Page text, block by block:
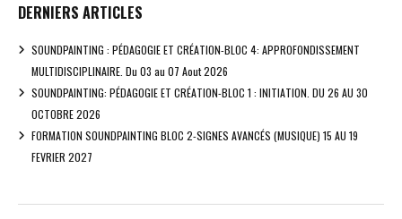
DERNIERS ARTICLES
SOUNDPAINTING : PÉDAGOGIE ET CRÉATION-BLOC 4: APPROFONDISSEMENT
MULTIDISCIPLINAIRE. Du 03 au 07 Aout 2026
SOUNDPAINTING: PÉDAGOGIE ET CRÉATION-BLOC 1 : INITIATION. DU 26 AU 30
OCTOBRE 2026
FORMATION SOUNDPAINTING BLOC 2-SIGNES AVANCÉS (MUSIQUE) 15 AU 19
FEVRIER 2027